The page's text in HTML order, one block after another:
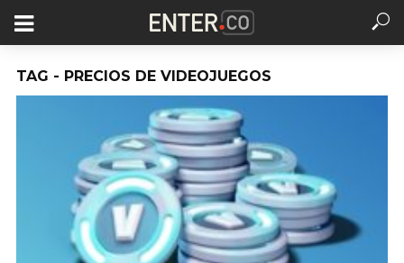
TAG - PRECIOS DE VIDEOJUEGOS